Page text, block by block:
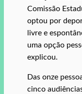
Comissão
optou por
livre e
uma opção
explicou.
Das onze
cinco